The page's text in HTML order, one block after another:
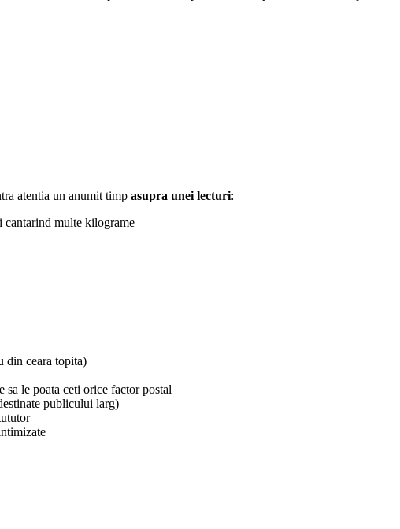
atentia un anumit timp asupra unei lecturi:
cantarind multe kilograme
din ceara topita)
sa le poata ceti orice factor postal
publicului larg)